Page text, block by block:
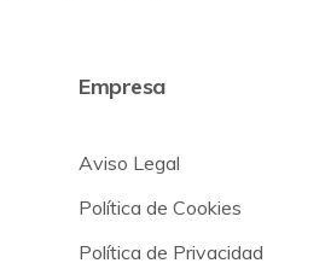
Empresa
Aviso Legal
Política de Cookies
Política de Privacidad